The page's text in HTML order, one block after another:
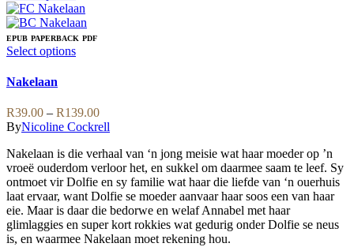
product
has
multiple
variants.
be
chosen
on
the
product
page
EPUB PAPERBACK PDF
Select optionsThis
variants.
The
options
may
be
chosen
on
the
product
page
Nakelaan
R39.00 – R139.00Price
range:
through
R139.00
ByNicoline Cockrell
Nakelaan is die verhaal van ‘n jong meisie wat haar moeder op ’n
vroeë ouderdom verloor het, en sukkel om daarmee saam te leef. Sy
ontmoet vir Dolfie en sy familie wat haar die liefde van ‘n ouerhuis
laat ervaar, want Dolfie se moeder aanvaar haar soos een van haar
eie. Maar is daar die bedorwe en welaf Annabel met haar
glimlaggies en super kort rokkies wat gedurig onder Dolfie se neus
is, en waarmee Nakelaan moet rekening hou.